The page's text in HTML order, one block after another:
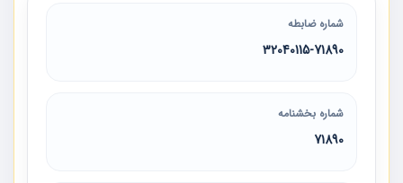
شماره ضابطه
32040115-71890
شماره بخشنامه
71890